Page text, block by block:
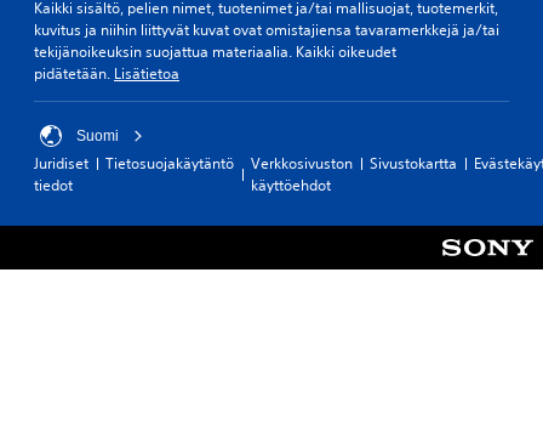
Kaikki sisältö, pelien nimet, tuotenimet ja/tai mallisuojat, tuotemerkit,
kuvitus ja niihin liittyvät kuvat ovat omistajiensa tavaramerkkejä ja/tai
tekijänoikeuksin suojattua materiaalia. Kaikki oikeudet
pidätetään. Lisätietoa
Suomi
Juridiset
tiedot
Tietosuojakäytäntö
Verkkosivuston
käyttöehdot
Sivustokartta